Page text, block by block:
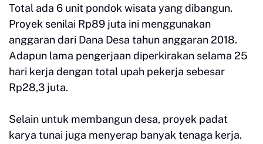
Total ada 6 unit pondok wisata yang dibangun.
Proyek senilai Rp89 juta ini menggunakan
anggaran dari Dana Desa tahun anggaran 2018.
Adapun lama pengerjaan diperkirakan selama 25
hari kerja dengan total upah pekerja sebesar
Rp28,3 juta.
Selain untuk membangun desa, proyek padat
karya tunai juga menyerap banyak tenaga kerja.